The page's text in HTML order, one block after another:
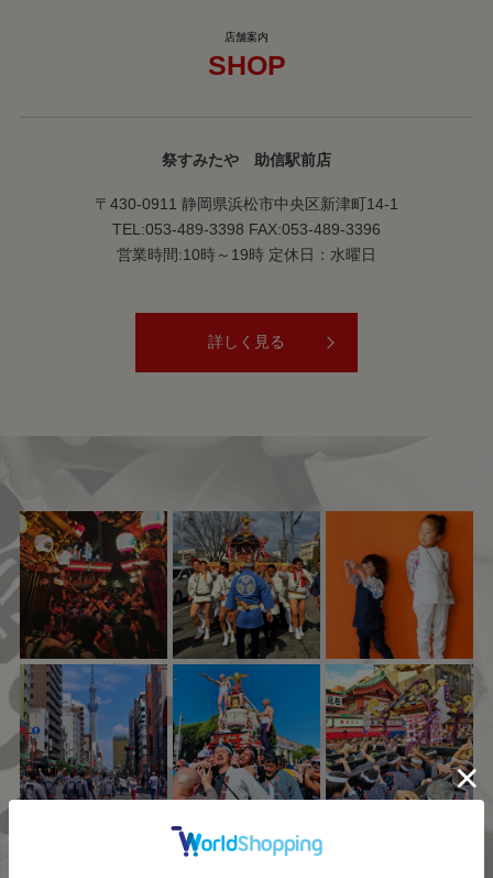
SHOP
祭すみたや 助信駅前店
〒430-0911 静岡県浜松市中央区新津町14-1
TEL:053-489-3398 FAX:053-489-3396
営業時間:10時～19時 定休日：水曜日
詳しく見る